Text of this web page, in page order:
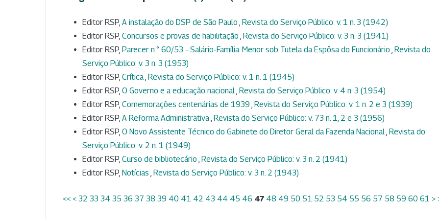
Editor RSP, A instalação do DSP de São Paulo Revista do Serviço Público: v. 1 n. 3 (1942)
Editor RSP, Concursos e provas de habilitação Revista do Serviço Público: v. 3 n. 3 (1941)
Editor RSP, Parecer n.° 60/53 - Salário-Família. Menor sob Tutela da Espôsa do Funcionário Revista do
Serviço Público: v. 3 n. 3 (1953)
Editor RSP, Crítica Revista do Serviço Público: v. 1 n. 1 (1945)
Editor RSP, O Governo e a educação nacional Revista do Serviço Público: v. 4 n. 3 (1954)
Editor RSP, Comemorações centenárias de 1939 Revista do Serviço Público: v. 1 n. 2 e 3 (1939)
Editor RSP, A Reforma Administrativa Revista do Serviço Público: v. 73 n. 1, 2 e 3 (1956)
Editor RSP, O Novo Assistente Técnico do Gabinete do Diretor Geral da Fazenda Nacional Revista do
Serviço Público: v. 2 n. 1 (1949)
Editor RSP, Curso de bibliotecário Revista do Serviço Público: v. 3 n. 2 (1941)
Editor RSP, Notícias Revista do Serviço Público: v. 3 n. 2 (1943)
<< < 32 33 34 35 36 37 38 39 40 41 42 43 44 45 46 47 48 49 50 51 52 53 54 55 56 57 58 59 60 61 >